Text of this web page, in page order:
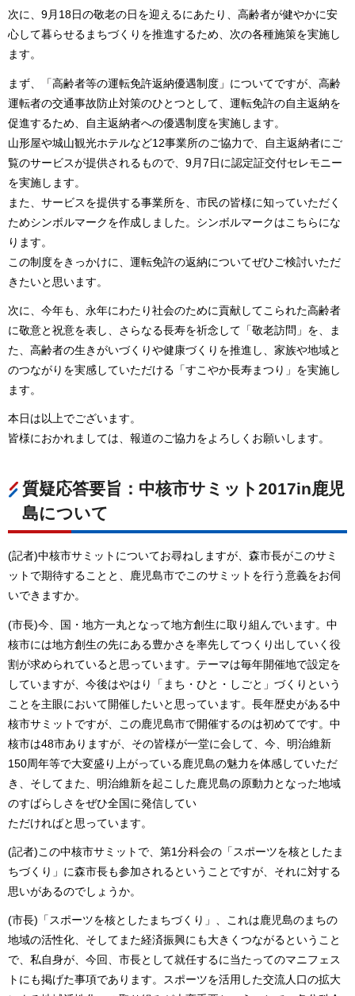
次に、9月18日の敬老の日を迎えるにあたり、高齢者が健やかに安
心して暮らせるまちづくりを推進するため、次の各種施策を実施し
ます。
まず、「高齢者等の運転免許返納優遇制度」についてですが、高齢
運転者の交通事故防止対策のひとつとして、運転免許の自主返納を
促進するため、自主返納者への優遇制度を実施します。
山形屋や城山観光ホテルなど12事業所のご協力で、自主返納者にご
覧のサービスが提供されるもので、9月7日に認定証交付セレモニー
を実施します。
また、サービスを提供する事業所を、市民の皆様に知っていただく
ためシンボルマークを作成しました。シンボルマークはこちらにな
ります。
この制度をきっかけに、運転免許の返納についてぜひご検討いただ
きたいと思います。
次に、今年も、永年にわたり社会のために貢献してこられた高齢者
に敬意と祝意を表し、さらなる長寿を祈念して「敬老訪問」を、ま
た、高齢者の生きがいづくりや健康づくりを推進し、家族や地域と
のつながりを実感していただける「すこやか長寿まつり」を実施し
ます。
本日は以上でございます。
皆様におかれましては、報道のご協力をよろしくお願いします。
質疑応答要旨：中核市サミット2017in鹿児
島について
(記者)中核市サミットについてお尋ねしますが、森市長がこのサミ
ットで期待することと、鹿児島市でこのサミットを行う意義をお伺
いできますか。
(市長)今、国・地方一丸となって地方創生に取り組んでいます。中
核市には地方創生の先にある豊かさを率先してつくり出していく役
割が求められていると思っています。テーマは毎年開催地で設定を
していますが、今後はやはり「まち・ひと・しごと」づくりという
ことを主眼において開催したいと思っています。長年歴史がある中
核市サミットですが、この鹿児島市で開催するのは初めてです。中
核市は48市ありますが、その皆様が一堂に会して、今、明治維新
150周年等で大変盛り上がっている鹿児島の魅力を体感していただ
き、そしてまた、明治維新を起こした鹿児島の原動力となった地域
のすばらしさをぜひ全国に発信してい
ただければと思っています。
(記者)この中核市サミットで、第1分科会の「スポーツを核としたま
ちづくり」に森市長も参加されるということですが、それに対する
思いがあるのでしょうか。
(市長)「スポーツを核としたまちづくり」、これは鹿児島のまちの
地域の活性化、そしてまた経済振興にも大きくつながるということ
で、私自身が、今回、市長として就任するに当たってのマニフェス
トにも掲げた事項であります。スポーツを活用した交流人口の拡大